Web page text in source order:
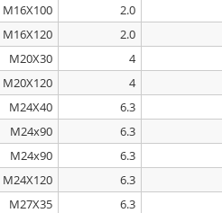
2.0
M16X100
2.0
M16X120
4
M20X30
4
M20X120
6.3
M24X40
6.3
M24x90
6.3
M24x90
6.3
M24X120
6.3
M27X35